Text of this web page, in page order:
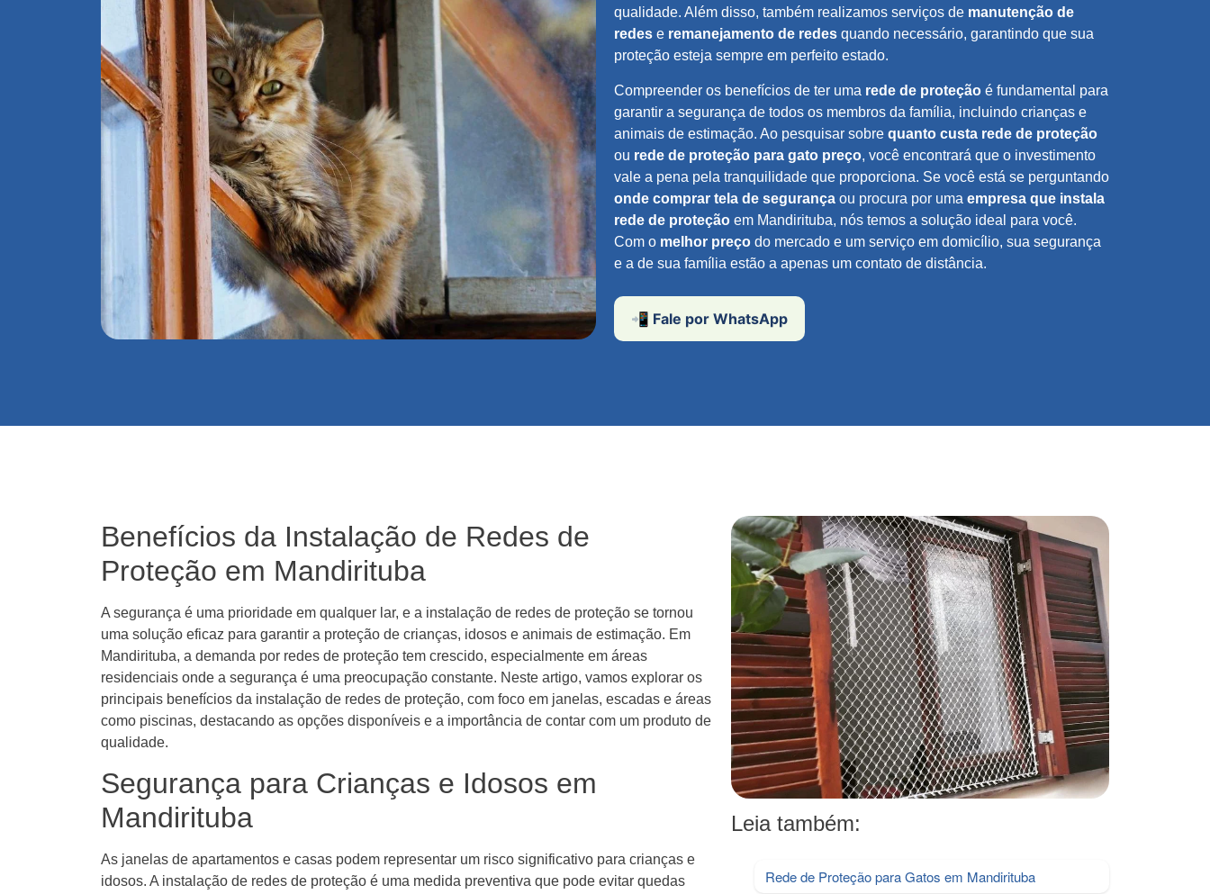
qualidade. Além disso, também realizamos serviços de manutenção de
redes e remanejamento de redes quando necessário, garantindo que sua
proteção esteja sempre em perfeito estado.
Compreender os benefícios de ter uma rede de proteção é fundamental para
garantir a segurança de todos os membros da família, incluindo crianças e
animais de estimação. Ao pesquisar sobre quanto custa rede de proteção
ou rede de proteção para gato preço, você encontrará que o investimento
vale a pena pela tranquilidade que proporciona. Se você está se perguntando
onde comprar tela de segurança ou procura por uma empresa que instala
rede de proteção em Mandirituba, nós temos a solução ideal para você.
Com o melhor preço do mercado e um serviço em domicílio, sua segurança
e a de sua família estão a apenas um contato de distância.
📲 Fale por WhatsApp
Benefícios da Instalação de Redes de
Proteção em Mandirituba
A segurança é uma prioridade em qualquer lar, e a instalação de redes de proteção se tornou
uma solução eficaz para garantir a proteção de crianças, idosos e animais de estimação. Em
Mandirituba, a demanda por redes de proteção tem crescido, especialmente em áreas
residenciais onde a segurança é uma preocupação constante. Neste artigo, vamos explorar os
principais benefícios da instalação de redes de proteção, com foco em janelas, escadas e áreas
como piscinas, destacando as opções disponíveis e a importância de contar com um produto de
qualidade.
Segurança para Crianças e Idosos em
Mandirituba
As janelas de apartamentos e casas podem representar um risco significativo para crianças e
idosos. A instalação de redes de proteção é uma medida preventiva que pode evitar quedas
Leia também:
Rede de Proteção para Gatos em Mandirituba